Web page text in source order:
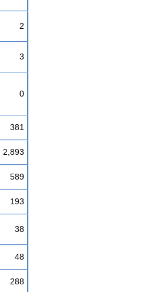
2
3
0
381
2,893
589
193
38
48
288